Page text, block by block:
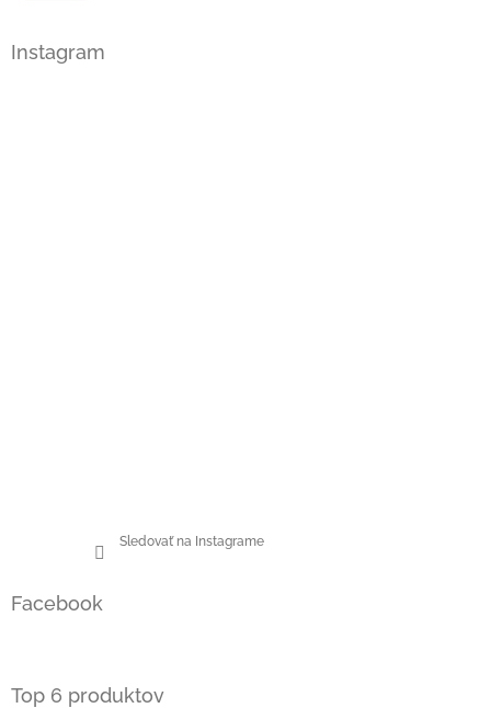
Instagram
Sledovať na Instagrame
Facebook
Top 6 produktov